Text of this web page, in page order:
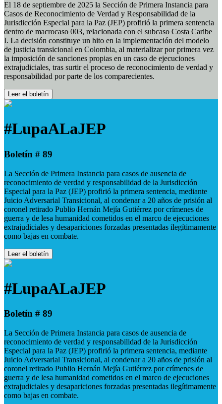
El 18 de septiembre de 2025 la Sección de Primera Instancia para
Casos de Reconocimiento de Verdad y Responsabilidad de la
Jurisdicción Especial para la Paz (JEP) profirió la primera sentencia
dentro de macrocaso 003, relacionada con el subcaso Costa Caribe
I. La decisión constituye un hito en la implementación del modelo
de justicia transicional en Colombia, al materializar por primera vez
la imposición de sanciones propias en un caso de ejecuciones
extrajudiciales, tras surtir el proceso de reconocimiento de verdad y
responsabilidad por parte de los comparecientes.
Leer el boletín
#LupaALaJEP
Boletín # 89
La Sección de Primera Instancia para casos de ausencia de
reconocimiento de verdad y responsabilidad de la Jurisdicción
Especial para la Paz (JEP) profirió la primera sentencia, mediante
Juicio Adversarial Transicional, al condenar a 20 años de prisión al
coronel retirado Publio Hernán Mejía Gutiérrez por crímenes de
guerra y de lesa humanidad cometidos en el marco de ejecuciones
extrajudiciales y desapariciones forzadas presentadas ilegítimamente
como bajas en combate.
Leer el boletín
#LupaALaJEP
Boletín # 89
La Sección de Primera Instancia para casos de ausencia de
reconocimiento de verdad y responsabilidad de la Jurisdicción
Especial para la Paz (JEP) profirió la primera sentencia, mediante
Juicio Adversarial Transicional, al condenar a 20 años de prisión al
coronel retirado Publio Hernán Mejía Gutiérrez por crímenes de
guerra y de lesa humanidad cometidos en el marco de ejecuciones
extrajudiciales y desapariciones forzadas presentadas ilegítimamente
como bajas en combate.